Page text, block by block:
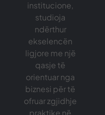
institucione,
studioja
ndërthur
ekselencën
ligjore me një
qasje të
orientuar nga
biznesi për të
ofruar zgjidhje
praktike në